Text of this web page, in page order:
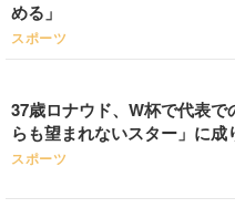
める」
スポーツ
37歳ロナウド、W杯で代表
らも望まれないスター」に成
スポーツ